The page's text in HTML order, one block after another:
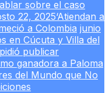
sobre el caso
22, 2025‘Atiendan a
a Colombia junio
en Cúcuta y Villa del
publicar
ganadora a Paloma
del Mundo que No